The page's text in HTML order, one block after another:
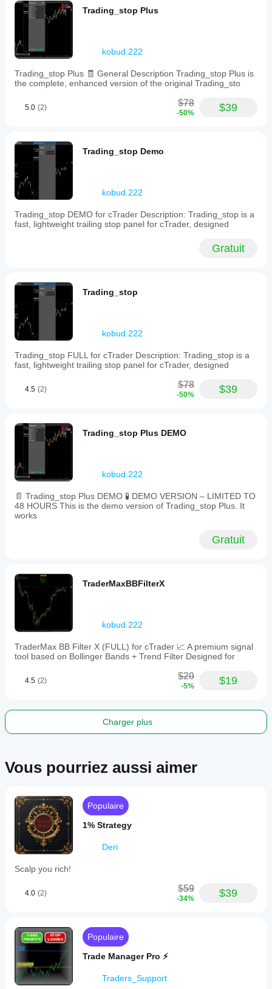
TraderMaxBBFilterX
TraderMaxBBFilterX Démo
📉 Reversal & Swing trading :
🔗 Découvrez la collection complète dans le cTrader
👉 Voir plus de
Trading_stop Plus
kobud.222
Trading_stop Plus 🧾 General Description Trading_stop Plus is
the complete, enhanced version of the original Trading_sto
5.0 (2) $78
-50% $39
Trading_stop Demo
kobud.222
Trading_stop DEMO for cTrader Description: Trading_stop is a
fast, lightweight trailing stop panel for cTrader, designed
Gratuit
Trading_stop
kobud.222
Trading_stop FULL for cTrader Description: Trading_stop is a
fast, lightweight trailing stop panel for cTrader, designed
4.5 (2) $78
-50% $39
Trading_stop Plus DEMO
kobud.222
📄 Trading_stop Plus DEMO 🧪 DEMO VERSION – LIMITED TO
48 HOURS This is the demo version of Trading_stop Plus. It
works
Gratuit
TraderMaxBBFilterX
kobud.222
TraderMax BB Filter X (FULL) for cTrader 📈 A premium signal
tool based on Bollinger Bands + Trend Filter Designed for
4.5 (2) $20
-5% $19
Charger plus
Vous pourriez aussi aimer
Populaire
1% Strategy
Deri
Scalp you rich!
4.0 (2) $59
-34% $39
Populaire
Trade Manager Pro ⚡
Traders_Support